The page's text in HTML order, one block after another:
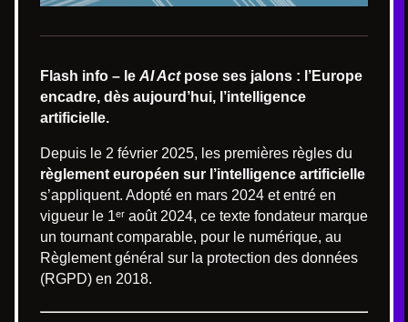
Flash info – le AI Actpose ses jalons : l’Europe
encadre, dès aujourd’hui, l’intelligence
artificielle.
Depuis le 2 février 2025, les premières règles du
règlement européen sur l’intelligence artificielle
s’appliquent. Adopté en mars 2024 et entré en
vigueur le 1ᵉʳ août 2024, ce texte fondateur marque
un tournant comparable, pour le numérique, au
Règlement général sur la protection des données
(RGPD) en 2018.